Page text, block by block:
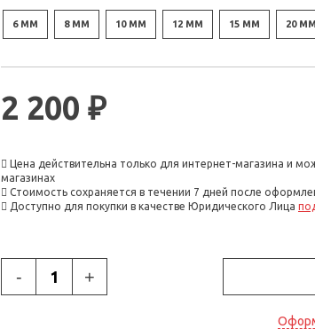
6 ММ 8 ММ 10 ММ 12 ММ 15 ММ 20 ММ
2 200 ₽
Цена действительна только для интернет-магазина и
магазинах
Стоимость сохраняется в течении 7 дней после
Доступно для покупки в качестве Юридического Лица
- +